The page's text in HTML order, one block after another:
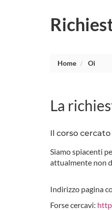
Home Oi
La
Il corso
Siamo spiacenti
attualmente non
Indirizzo pagina
Forse cercavi: